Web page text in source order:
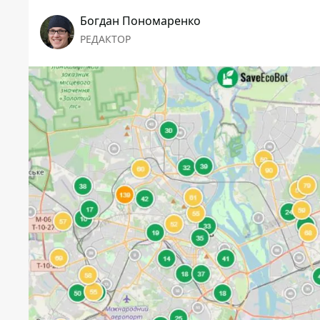
Богдан Пономаренко
РЕДАКТОР